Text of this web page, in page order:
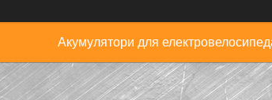
Акумулятори для